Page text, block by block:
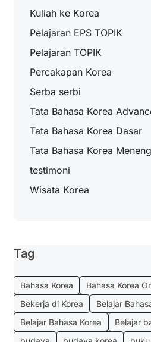
Kuliah ke Korea
Pelajaran EPS TOPIK
Pelajaran TOPIK
Percakapan Korea
Serba serbi
Tata Bahasa Korea
Tata Bahasa Korea Dasar
Tata Bahasa Korea
testimoni
Wisata Korea
Tag
Bahasa Korea Bahasa Korea
Bekerja di Korea
Belajar
Belajar Bahasa Korea
Belajar